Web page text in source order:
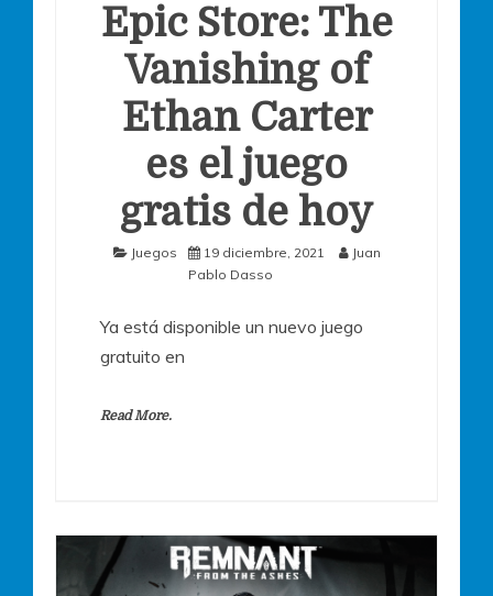
Epic Store: The
Vanishing of
Ethan Carter
es el juego
gratis de hoy
Juegos 19 diciembre, 2021
Juan
Pablo Dasso
Ya está disponible un nuevo juego
gratuito en
Read More.